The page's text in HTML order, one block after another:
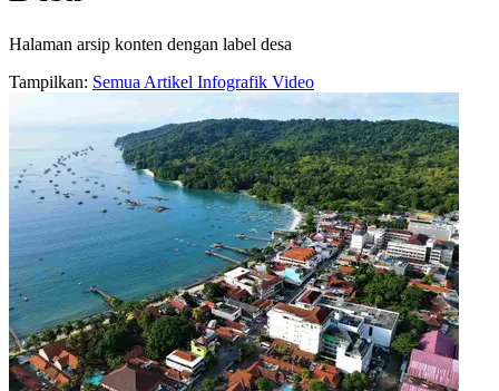
Halaman arsip konten dengan label desa
Tampilkan: Semua Artikel Infografik Video